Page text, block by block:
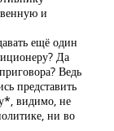
и
ещё один
Да
Ведь
представить
видимо, не
ни во